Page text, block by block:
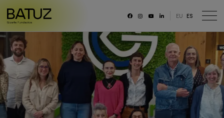
Fundación
Misión, Visión, Principios
Organización
Portal de transparencia
EU ES